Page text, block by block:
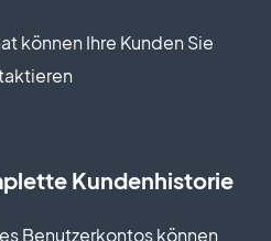
können Ihre Kunden Sie
Kundenhistorie
Benutzerkontos können